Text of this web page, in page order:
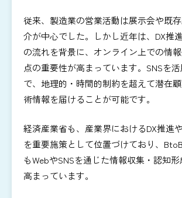
従来、製造業の営業活動は展示会や既
介が中心でした。しかし近年は、DX推
の流れを背景に、オンライン上での情
点の重要性が高まっています。SNSを
で、地理的・時間的制約を超えて潜在
術情報を届けることが可能です。
経済産業省も、産業界におけるDX推進
を重要施策として位置づけており、
もWebやSNSを通じた情報収集・認知
高まっています。